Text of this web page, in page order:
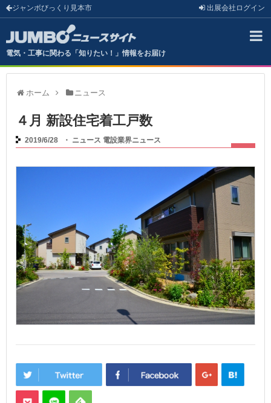
ジャンボびっくり見本市 出展会社 ログイン
電気・工事に関わる「知りたい！」情報をお届け
ホーム ニュース
４月 新設住宅着工戸数
2019/6/28 ・ ニュース 電設業界ニュース